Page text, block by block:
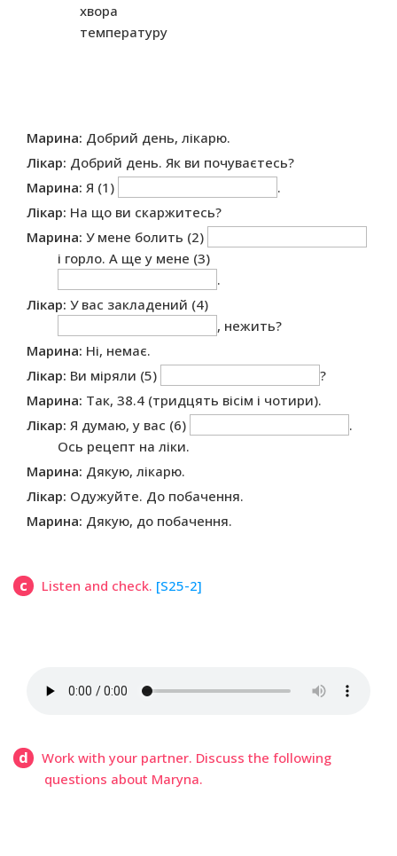
хвора
температуру
Марина: Добрий день, лікарю.
Лікар: Добрий день. Як ви почуваєтесь?
Марина: Я (1)
.
Лікар: На що ви скаржитесь?
Марина: У мене болить (2)
і горло. А ще у мене (3)
.
Лікар: У вас закладений (4)
, нежить?
Марина: Ні, немає.
Лікар: Ви міряли (5)
?
Марина: Так, 38.4 (тридцять вісім і чотири).
Лікар: Я думаю, у вас (6)
.
Ось рецепт на ліки.
Марина: Дякую, лікарю.
Лікар: Одужуйте. До побачення.
Марина: Дякую, до побачення.
c Listen and check. [S25-2]
d
Work with your partner. Discuss the following
questions about Maryna.